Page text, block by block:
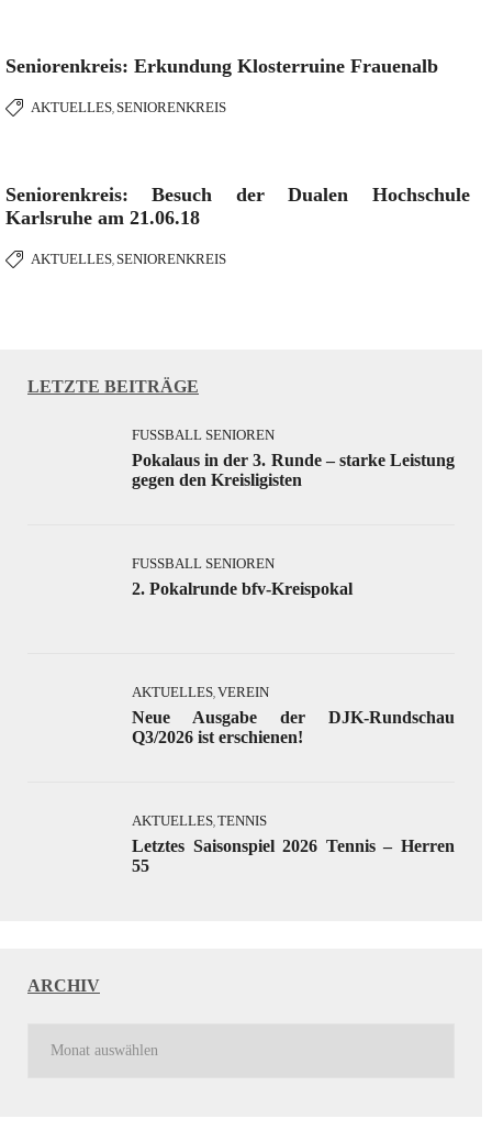
Seniorenkreis: Erkundung Klosterruine Frauenalb
AKTUELLES, SENIORENKREIS
Seniorenkreis: Besuch der Dualen Hochschule
Karlsruhe am 21.06.18
AKTUELLES, SENIORENKREIS
LETZTE BEITRÄGE
FUSSBALL SENIOREN
Pokalaus in der 3. Runde – starke Leistung
gegen den Kreisligisten
FUSSBALL SENIOREN
2. Pokalrunde bfv-Kreispokal
AKTUELLES, VEREIN
Neue Ausgabe der DJK-Rundschau
Q3/2026 ist erschienen!
AKTUELLES, TENNIS
Letztes Saisonspiel 2026 Tennis – Herren
55
ARCHIV